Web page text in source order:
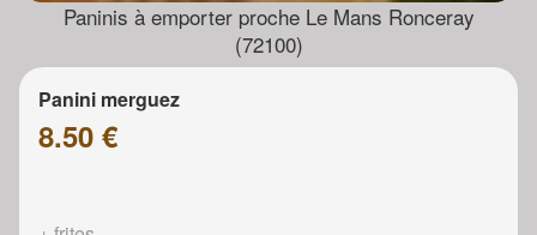
Paninis à emporter proche Le Mans Ronceray
(72100)
Panini merguez
8.50 €